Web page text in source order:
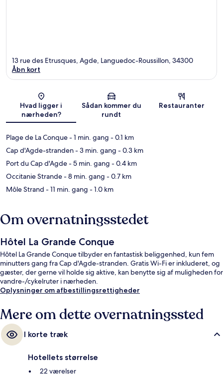
Kort
13 rue des Etrusques, Agde, Languedoc-Roussillon, 34300
Åbn kort
Hvad ligger i
nærheden?
Sådan kommer du
rundt
Restauranter
Plage de La Conque- 1 min. gang - 0.1 km
Cap d'Agde-stranden- 3 min. gang - 0.3 km
Port du Cap d'Agde- 5 min. gang - 0.4 km
Occitanie Strande- 8 min. gang - 0.7 km
Môle Strand - 11 min. gang - 1.0 km
Om overnatningsstedet
Hôtel La Grande Conque
Hôtel La Grande Conque tilbyder en fantastisk beliggenhed, kun fem
minutters gang fra Cap d'Agde-stranden. Gratis Wi-Fi er inkluderet, og
gæster, der gerne vil holde sig aktive, kan benytte sig af muligheden for
vandre-/cykelruter i nærheden.
Oplysninger om afbestillingsrettigheder
Mere om dette overnatningssted
I korte træk
Hotellets størrelse
22 værelser